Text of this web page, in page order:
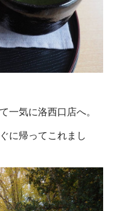
一気に洛西口店へ。
に帰ってこれまし